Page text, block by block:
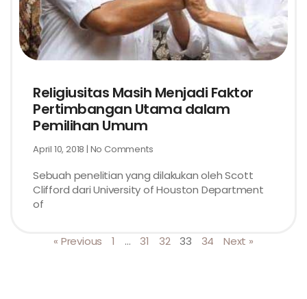
Religiusitas Masih Menjadi Faktor
Pertimbangan Utama dalam
Pemilihan Umum
April 10, 2018 No Comments
Sebuah penelitian yang dilakukan oleh Scott
Clifford dari University of Houston Department
of
« Previous 1 … 31 32 33 34 Next »